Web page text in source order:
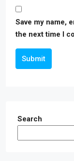
Save my name,
the next time I
Submit
Search